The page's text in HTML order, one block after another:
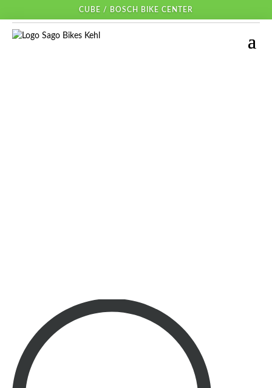
CUBE / BOSCH BIKE CENTER